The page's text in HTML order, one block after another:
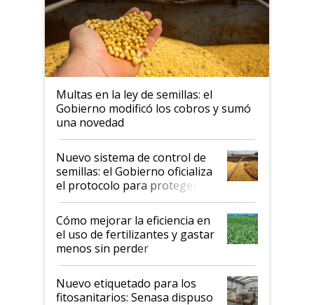
Multas en la ley de semillas: el
Gobierno modificó los cobros y sumó
una novedad
Nuevo sistema de control de
semillas: el Gobierno oficializa
el protocolo para proteger la
propiedad intelectual
Cómo mejorar la eficiencia en
el uso de fertilizantes y gastar
menos sin perder
productividad en la campaña
fina
Nuevo etiquetado para los
fitosanitarios: Senasa dispuso